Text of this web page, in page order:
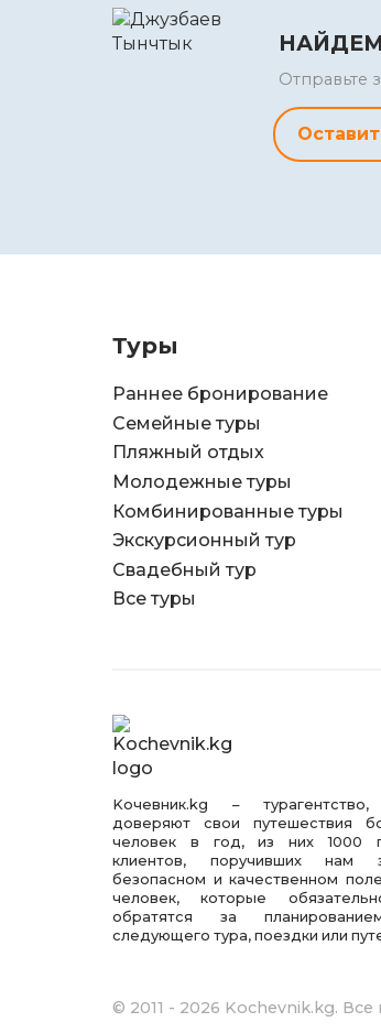
Отправьте
Туры
Раннее бронирование
Семейные туры
Пляжный отдых
Молодежные туры
Комбинированные туры
Экскурсионный тур
Свадебный тур
Все туры
Kочевник.kg –
доверяют свои путешествия
человек в год, из них 1000
клиентов, поручивших нам
безопасном и качественном
человек, которые
обратятся за
следующего тура, поездки или
© 2011 - 2026 Kochevnik.kg.